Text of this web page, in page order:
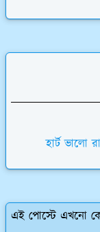
হার্ট ভালো
এই পোস্টে এখনো